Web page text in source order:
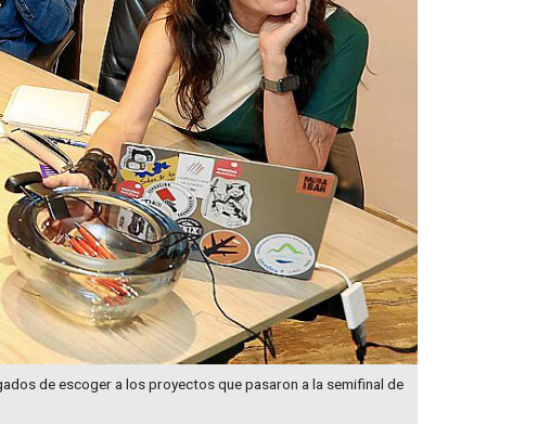
de escoger a los proyectos que pasaron a la semifinal de